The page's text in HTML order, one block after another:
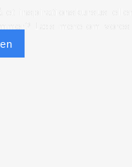
Læs mere om vores